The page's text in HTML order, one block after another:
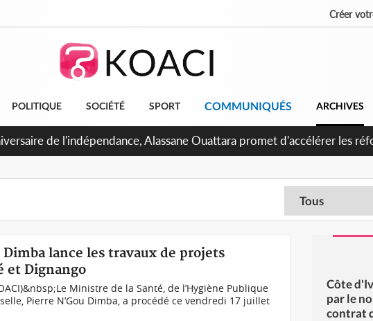
Créer
POLITIQUE SOCIÉTÉ SPORT COMMUNIQUÉS ARCHIVES
Amadou Oury Bah admire le modèle ivoirien et veut s'en inspirer
lance les travaux de projets
et Dignango
Ministre de la Santé, de l’Hygiène Publique
Pierre N’Gou Dimba, a procédé ce vendredi 17 juillet
Côte
par le
contrat